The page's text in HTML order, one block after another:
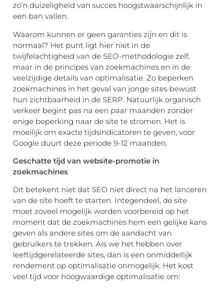
zo’n duizeligheid van succes hoogstwaarschijnlijk in
een ban vallen.
Waarom kunnen er geen garanties zijn en dit is
normaal? Het punt ligt hier niet in de
twijfelachtigheid van de SEO-methodologie zelf,
maar in de principes van zoekmachines en in de
veelzijdige details van optimalisatie. Zo beperken
zoekmachines in het geval van jonge sites bewust
hun zichtbaarheid in de SERP. Natuurlijk organisch
verkeer begint pas na een paar maanden zonder
enige beperking naar de site te stromen. Het is
moeilijk om exacte tijdsindicatoren te geven, voor
Google duurt deze periode 9-12 maanden.
Geschatte tijd van website-promotie in
zoekmachines
Dit betekent niet dat SEO niet direct na het lanceren
van de site hoeft te starten. Integendeel, de site
moet zoveel mogelijk worden voorbereid op het
moment dat de zoekmachines hem een ​​gelijke kans
geven als andere sites om de aandacht van
gebruikers te trekken. Als we het hebben over
leeftijdgerelateerde sites, dan is een onmiddellijk
rendement op optimalisatie onmogelijk. Het kost
veel tijd voor hoogwaardige optimalisatie om: